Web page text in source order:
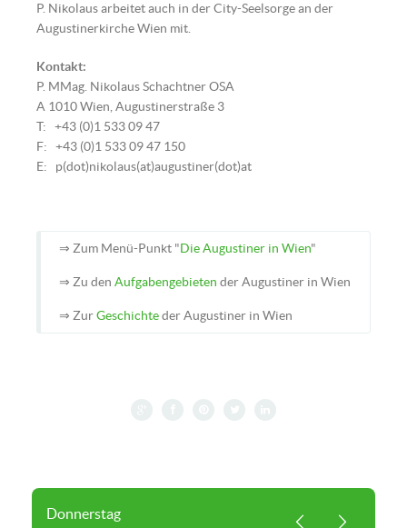
P. Nikolaus arbeitet auch in der City-Seelsorge an der
Augustinerkirche Wien mit.
Kontakt:
P. MMag. Nikolaus Schachtner OSA
A 1010 Wien, Augustinerstraße 3
T: +43 (0)1 533 09 47
F: +43 (0)1 533 09 47 150
E: p(dot)nikolaus(at)augustiner(dot)at
⇒ Zum Menü-Punkt "Die Augustiner in Wien"
⇒ Zu den Aufgabengebieten der Augustiner in Wien
⇒ ZurGeschichteder Augustiner in Wien
Donnerstag